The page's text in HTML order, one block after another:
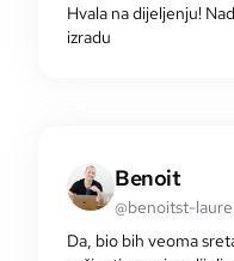
Hvala na dijeljenju!
izradu
Benoit
@benoitst-
Da, bio bih veoma